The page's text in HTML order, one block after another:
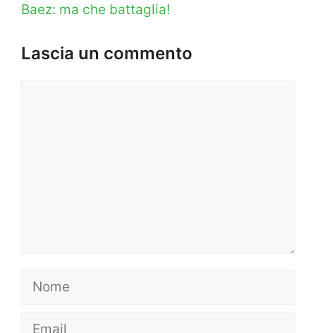
Baez: ma che battaglia!
Lascia un commento
Nome
Email